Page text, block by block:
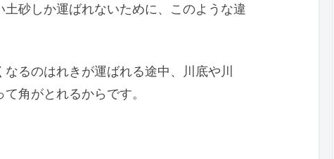
砂しか運ばれないために、このような違
るのはれきが運ばれる途中、川底や川
角がとれるからです。